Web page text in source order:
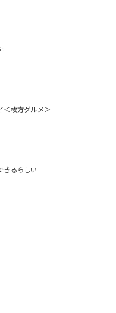
＜枚方グルメ＞
きるらしい